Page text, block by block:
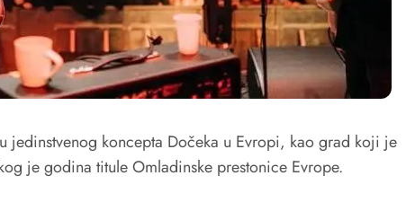
koncepta Dočeka u Evropi, kao grad koji je
je godina titule Omladinske prestonice Evrope.